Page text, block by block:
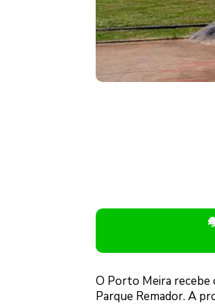
O Porto Meira recebe
Parque Remador. A